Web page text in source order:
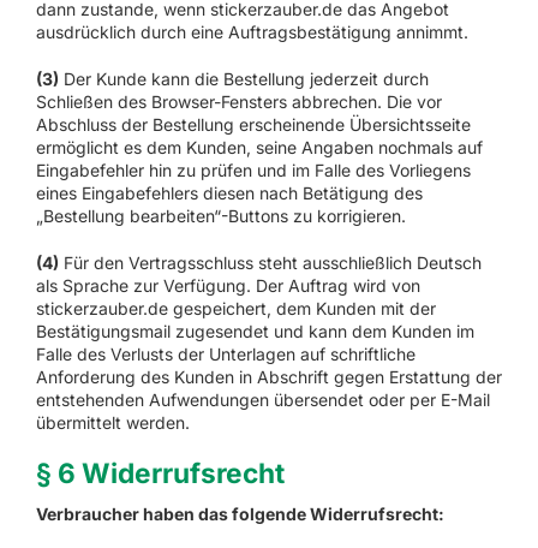
dann zustande, wenn stickerzauber.de das Angebot
ausdrücklich durch eine Auftragsbestätigung annimmt.
(3) Der Kunde kann die Bestellung jederzeit durch
Schließen des Browser-Fensters abbrechen. Die vor
Abschluss der Bestellung erscheinende Übersichtsseite
ermöglicht es dem Kunden, seine Angaben nochmals auf
Eingabefehler hin zu prüfen und im Falle des Vorliegens
eines Eingabefehlers diesen nach Betätigung des
„Bestellung bearbeiten“-Buttons zu korrigieren.
(4) Für den Vertragsschluss steht ausschließlich Deutsch
als Sprache zur Verfügung. Der Auftrag wird von
stickerzauber.de gespeichert, dem Kunden mit der
Bestätigungsmail zugesendet und kann dem Kunden im
Falle des Verlusts der Unterlagen auf schriftliche
Anforderung des Kunden in Abschrift gegen Erstattung der
entstehenden Aufwendungen übersendet oder per E-Mail
übermittelt werden.
§ 6 Widerrufsrecht
Verbraucher haben das folgende Widerrufsrecht: